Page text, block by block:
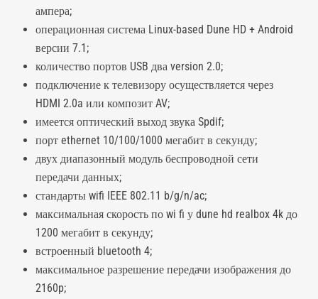
ампера;
операционная система Linux-based Dune HD + Android
версии 7.1;
количество портов USB два version 2.0;
подключение к телевизору осуществляется через
HDMI 2.0a или композит AV;
имеется оптический выход звука Spdif;
порт ethernet 10/100/1000 мегабит в секунду;
двух диапазонный модуль беспроводной сети
передачи данных;
стандарты wifi IEEE 802.11 b/g/n/ac;
максимальная скорость по wi fi у dune hd realbox 4k до
1200 мегабит в секунду;
встроенный bluetooth 4;
максимальное разрешение передачи изображения до
2160p;